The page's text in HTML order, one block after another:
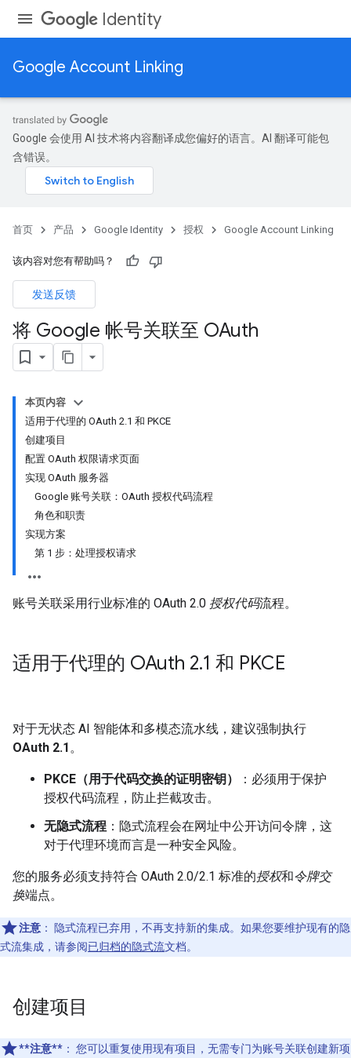
Identity
Google Account Linking
Google 会使用 AI 技术将内容翻译成您偏好的语言。AI 翻译可能包
含错误。
首页 产品 Google Identity 授权 Google Account Linking
该内容对您有帮助吗？
发送反馈
将 Google 帐号关联至 OAuth
本页内容
适用于代理的 OAuth 2.1 和 PKCE
创建项目
配置 OAuth 权限请求页面
实现 OAuth 服务器
Google 账号关联：OAuth 授权代码流程
角色和职责
实现方案
第 1 步：处理授权请求
账号关联采用行业标准的 OAuth 2.0 授权代码流程。
适用于代理的 OAuth 2.1 和 PKCE
对于无状态 AI 智能体和多模态流水线，建议强制执行
OAuth 2.1。
PKCE（用于代码交换的证明密钥）
：必须用于保护
授权代码流程，防止拦截攻击。
无隐式流程 ：隐式流程会在网址中公开访问令牌，这
对于代理环境而言是一种安全风险。
您的服务必须支持符合 OAuth 2.0/2.1 标准的授权和令牌交
换端点。
注意 ：
隐式流程已弃用，不再支持新的集成。如果您要维护现有的隐
式流集成，请参阅已归档的隐式流文档。
创建项目
**注意** ： 您可以重复使用现有项目，无需专门为账号关联创建新项